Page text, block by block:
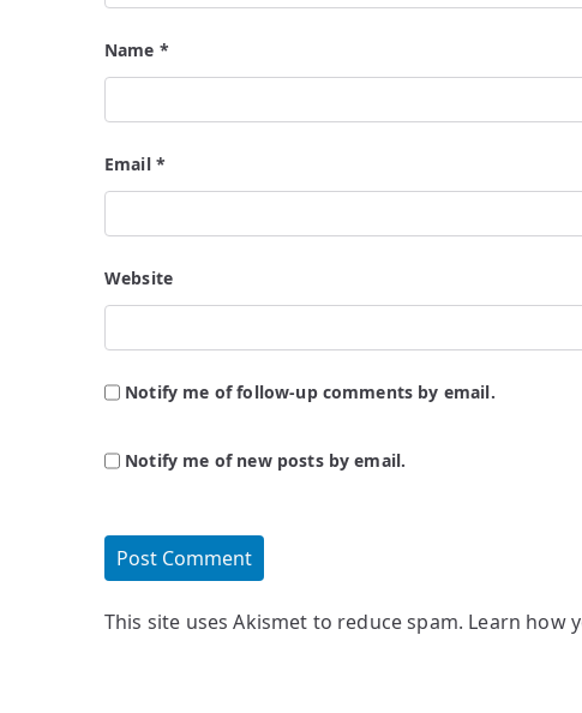
Name *
Email *
Website
Notify me of follow-up comments by email.
Notify me of new posts by email.
This site uses Akismet to reduce spam. Learn how